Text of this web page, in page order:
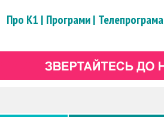
Про К1 | Програми| Телепрограма